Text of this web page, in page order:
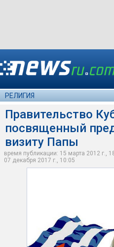
РЕЛИГИЯ
Правительство
посвященный
визиту Папы
время публикации: 15 марта 2012 г.,
07 декабря 2017 г., 10:05